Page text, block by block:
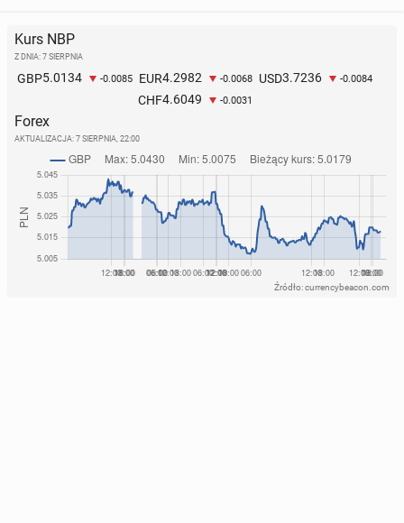
Kurs NBP
Z DNIA: 7 SIERPNIA
GBP5.0134 -0.0085 EUR4.2982 -0.0068 USD3.7236 -0.0084
CHF4.6049 -0.0031
Forex
AKTUALIZACJA: 7 SIERPNIA, 22:00
Źródło: currencybeacon.com